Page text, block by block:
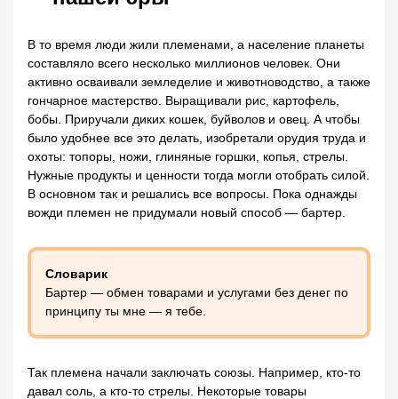
В то время люди жили племенами, а население планеты
составляло всего несколько миллионов человек. Они
активно осваивали земледелие и животноводство, а также
гончарное мастерство. Выращивали рис, картофель,
бобы. Приручали диких кошек, буйволов и овец. А чтобы
было удобнее все это делать, изобретали орудия труда и
охоты: топоры, ножи, глиняные горшки, копья, стрелы.
Нужные продукты и ценности тогда могли отобрать силой.
В основном так и решались все вопросы. Пока однажды
вожди племен не придумали новый способ — бартер.
Словарик
Бартер — обмен товарами и услугами без денег по
принципу ты мне — я тебе.
Так племена начали заключать союзы. Например, кто-то
давал соль, а кто-то стрелы. Некоторые товары